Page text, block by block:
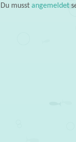
Du musst angemeldet